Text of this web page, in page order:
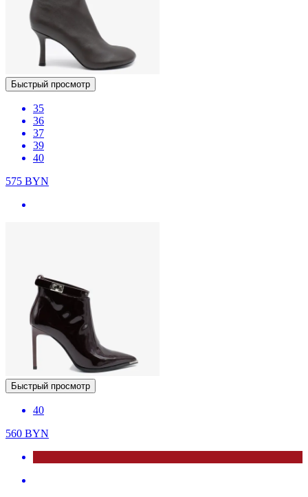
Быстрый просмотр
35
36
37
39
40
575 BYN
Быстрый просмотр
40
560 BYN